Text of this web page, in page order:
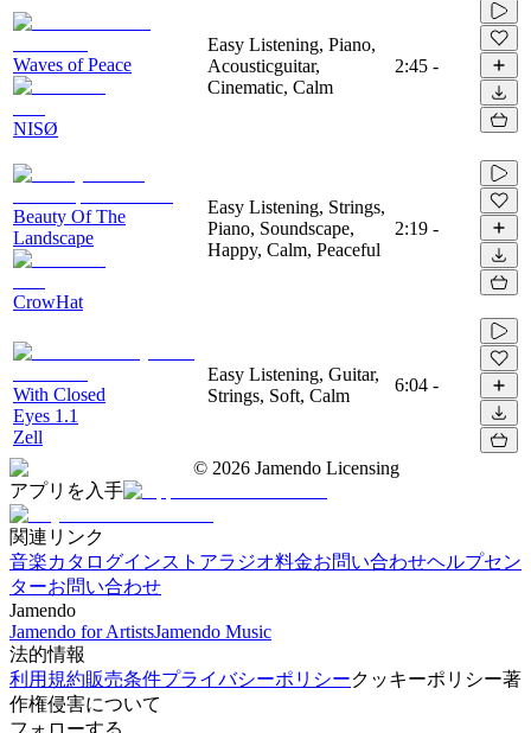
Waves of Peace
NISØ
Easy Listening, Piano,
Acousticguitar,
Cinematic, Calm
2:45 -
Beauty Of The
Landscape
CrowHat
Easy Listening, Strings,
Piano, Soundscape,
Happy, Calm, Peaceful
2:19 -
With Closed
Eyes 1.1
Zell
Easy Listening, Guitar,
Strings, Soft, Calm
6:04 -
© 2026 Jamendo Licensing
アプリを入手
関連リンク
音楽カタログインストアラジオ料金お問い合わせヘルプセン
ターお問い合わせ
Jamendo
Jamendo for ArtistsJamendo Music
法的情報
利用規約販売条件プライバシーポリシークッキーポリシー著
作権侵害について
フォローする